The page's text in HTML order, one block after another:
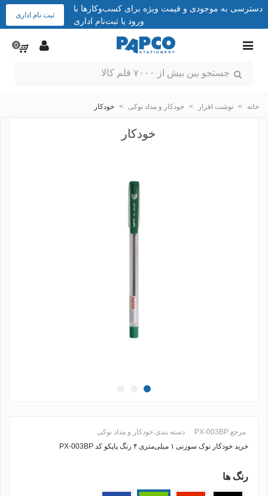
دسترسی به موجودی و قیمت ویژه برای کسب‌وکارها با
ورود یا ثبت‌نام اداری
ثبت نام اداری
0
خانه > نوشت افزار > خودکار و مداد نوکی > خودکار
خودکار
مرجع:PX-003BP دسته بندی:خودکار و مداد نوکی
خرید خودکار نوک سوزنی ۱ میلی‌متری ۴ رنگ پاپکو کد PX-003BP
ادامه مطلب +
رنگ ها